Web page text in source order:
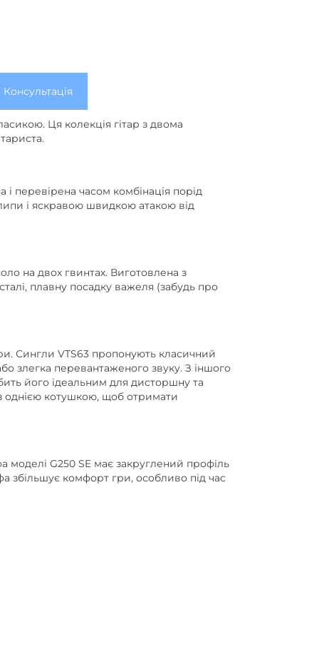
Консультація
Ця колекція гітар з двома
перевірена часом комбінація порід
і яскравою швидкою атакою від
на двох гвинтах. Виготовлена ​​з
плавну посадку важеля (забудь про
Сингли VTS63 пропонують класичний
злегка перевантаженого звуку. З іншого
його ідеальним для дисторшну та
однією котушкою, щоб отримати
моделі G250 SE має закруглений профіль
збільшує комфорт гри, особливо під час